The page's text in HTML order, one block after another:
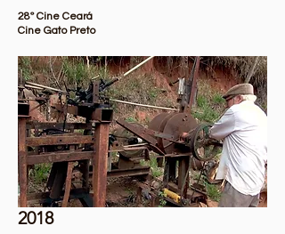
28º Cine Ceará
Cine Gato Preto
2018